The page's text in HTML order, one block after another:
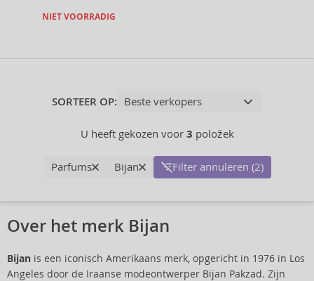
NIET VOORRADIG
SORTEER OP:
U heeft gekozen voor 3 položek
Parfums Bijan Filter annuleren (2)
Over het merk Bijan
Bijan is een iconisch Amerikaans merk, opgericht in 1976 in Los
Angeles door de Iraanse modeontwerper Bijan Pakzad. Zijn